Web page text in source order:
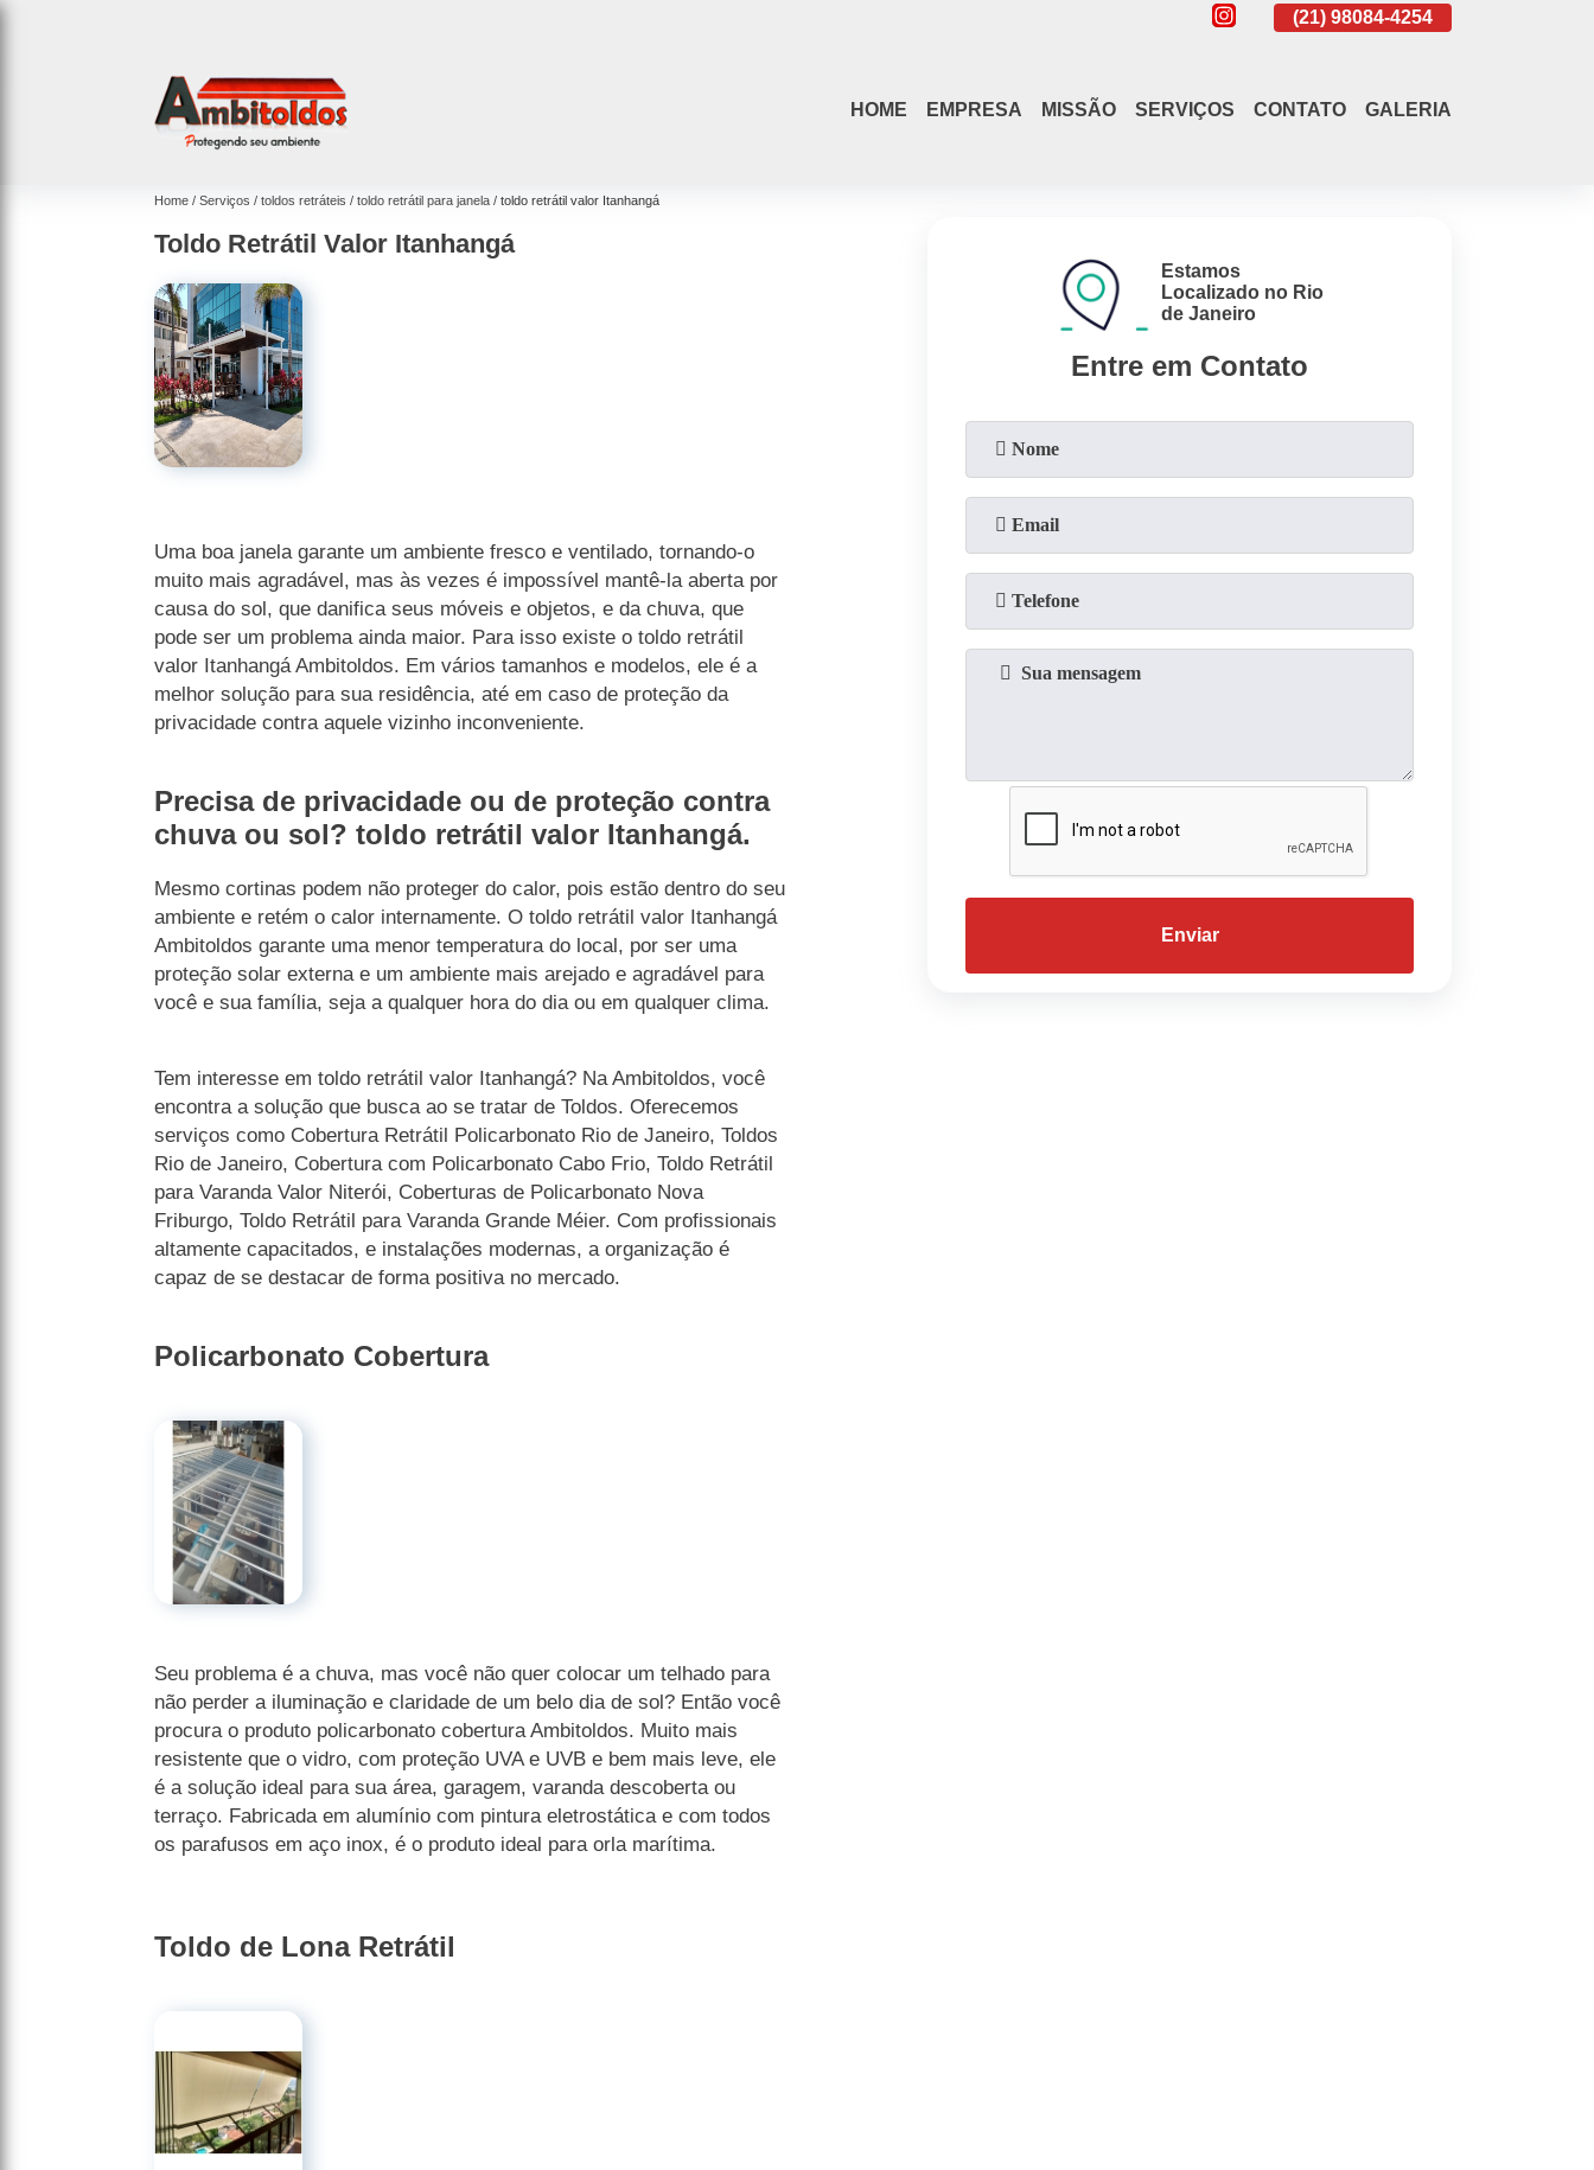
(21)98084-4254
HOME EMPRESA MISSÃO SERVIÇOS CONTATO GALERIA
Home Serviços toldos retráteis toldo retrátil para janela toldo retrátil valor Itanhangá
Toldo Retrátil Valor Itanhangá
Uma boa janela garante um ambiente fresco e ventilado, tornando-o
muito mais agradável, mas às vezes é impossível mantê-la aberta por
causa do sol, que danifica seus móveis e objetos, e da chuva, que
pode ser um problema ainda maior. Para isso existe o toldo retrátil
valor Itanhangá Ambitoldos. Em vários tamanhos e modelos, ele é a
melhor solução para sua residência, até em caso de proteção da
privacidade contra aquele vizinho inconveniente.
Precisa de privacidade ou de proteção contra
chuva ou sol? toldo retrátil valor Itanhangá.
Mesmo cortinas podem não proteger do calor, pois estão dentro do seu
ambiente e retém o calor internamente. O toldo retrátil valor Itanhangá
Ambitoldos garante uma menor temperatura do local, por ser uma
proteção solar externa e um ambiente mais arejado e agradável para
você e sua família, seja a qualquer hora do dia ou em qualquer clima.
Tem interesse em toldo retrátil valor Itanhangá? Na Ambitoldos, você
encontra a solução que busca ao se tratar de Toldos. Oferecemos
serviços como Cobertura Retrátil Policarbonato Rio de Janeiro, Toldos
Rio de Janeiro, Cobertura com Policarbonato Cabo Frio, Toldo Retrátil
para Varanda Valor Niterói, Coberturas de Policarbonato Nova
Friburgo, Toldo Retrátil para Varanda Grande Méier. Com profissionais
altamente capacitados, e instalações modernas, a organização é
capaz de se destacar de forma positiva no mercado.
Policarbonato Cobertura
Seu problema é a chuva, mas você não quer colocar um telhado para
não perder a iluminação e claridade de um belo dia de sol? Então você
procura o produto policarbonato cobertura Ambitoldos. Muito mais
resistente que o vidro, com proteção UVA e UVB e bem mais leve, ele
é a solução ideal para sua área, garagem, varanda descoberta ou
terraço. Fabricada em alumínio com pintura eletrostática e com todos
os parafusos em aço inox, é o produto ideal para orla marítima.
Toldo de Lona Retrátil
Entre em Contato
Estamos
Localizado no Rio
de Janeiro
Enviar